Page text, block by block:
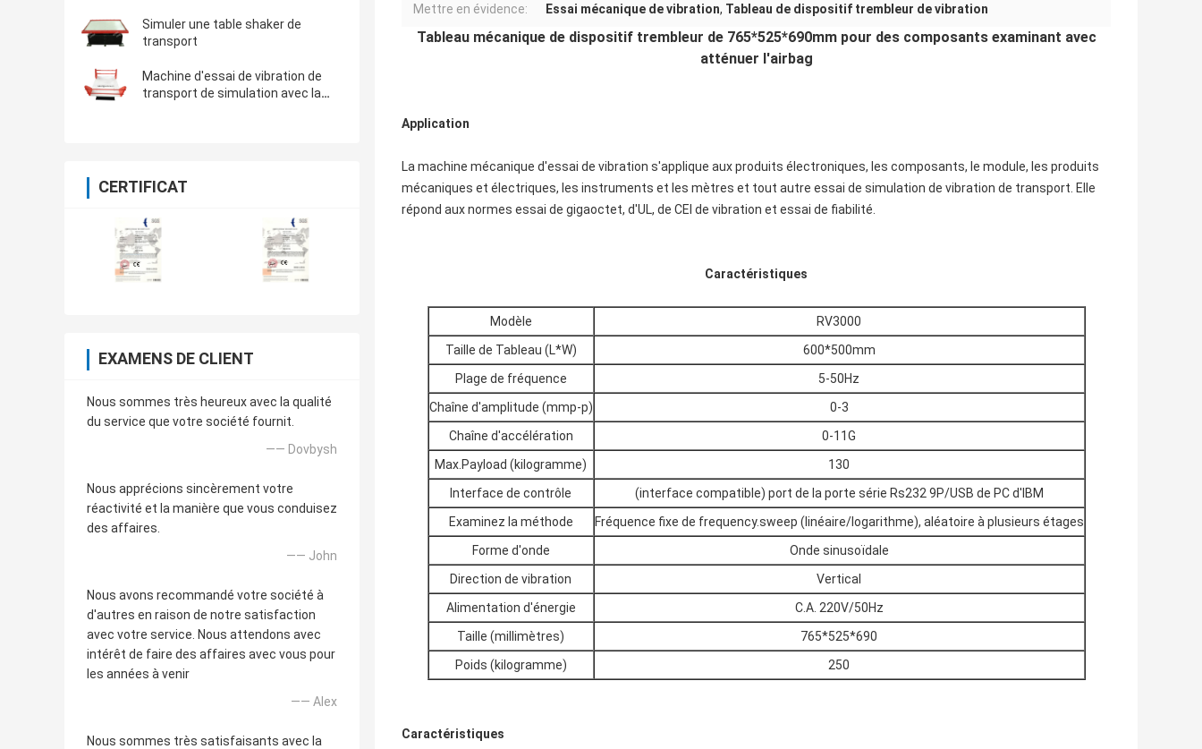
Simuler une table shaker de
transport
Machine d'essai de vibration de
transport de simulation avec la
CERTIFICAT
EXAMENS DE CLIENT
Nous sommes très heureux avec la qualité
du service que votre société fournit.
—— Dovbysh
Nous apprécions sincèrement votre
réactivité et la manière que vous conduisez
des affaires.
—— John
Nous avons recommandé votre société à
d'autres en raison de notre satisfaction
avec votre service. Nous attendons avec
intérêt de faire des affaires avec vous pour
les années à venir
—— Alex
Nous sommes très satisfaisants avec la
Mettre en évidence: Essai mécanique de vibration, Tableau de dispositif trembleur de vibration
Tableau mécanique de dispositif trembleur de 765*525*690mm pour des composants examinant avec
atténuer l'airbag
Application
La machine mécanique d'essai de vibration s'applique aux produits électroniques, les composants, le module, les produits
mécaniques et électriques, les instruments et les mètres et tout autre essai de simulation de vibration de transport. Elle
répond aux normes essai de gigaoctet, d'UL, de CEI de vibration et essai de fiabilité.
Caractéristiques
Modèle
RV3000
Taille de Tableau (L*W)
600*500mm
Plage de fréquence
5-50Hz
Chaîne d'amplitude (mmp-p)
0-3
Chaîne d'accélération
0-11G
Max.Payload (kilogramme)
130
Interface de contrôle
(interface compatible) port de la porte série Rs232 9P/USB de PC d'IBM
Examinez la méthode
Fréquence fixe de frequency.sweep (linéaire/logarithme), aléatoire à plusieurs étages
Forme d'onde
Onde sinusoïdale
Direction de vibration
Vertical
Alimentation d'énergie
C.A. 220V/50Hz
Taille (millimètres)
765*525*690
Poids (kilogramme)
250
Caractéristiques